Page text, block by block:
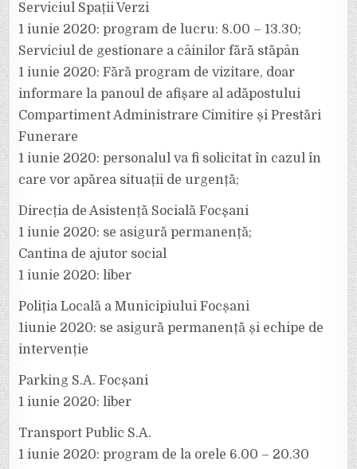
Serviciul Spații Verzi
1 iunie 2020: program de lucru: 8.00 – 13.30;
Serviciul de gestionare a câinilor fără stăpân
1 iunie 2020: Fără program de vizitare, doar
informare la panoul de afişare al adăpostului
Compartiment Administrare Cimitire și Prestări
Funerare
1 iunie 2020: personalul va fi solicitat în cazul în
care vor apărea situații de urgență;
Direcția de Asistență Socială Focşani
1 iunie 2020: se asigură permanență;
Cantina de ajutor social
1 iunie 2020: liber
Poliția Locală a Municipiului Focșani
1iunie 2020: se asigură permanență și echipe de
intervenție
Parking S.A. Focșani
1 iunie 2020: liber
Transport Public S.A.
1 iunie 2020: program de la orele 6.00 – 20.30